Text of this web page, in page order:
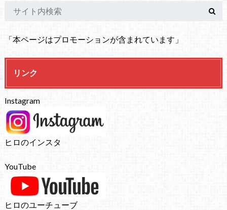
「本ページはプロモーションが含まれています」
リンク
Instagram
ヒロのインスタ
YouTube
ヒロのユーチューブ